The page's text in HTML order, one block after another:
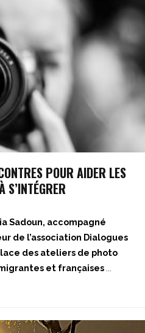
POUR AIDER LES
S’INTÉGRER
Sadoun, accompagné
de l’association Dialogues
des ateliers de photo
et françaises